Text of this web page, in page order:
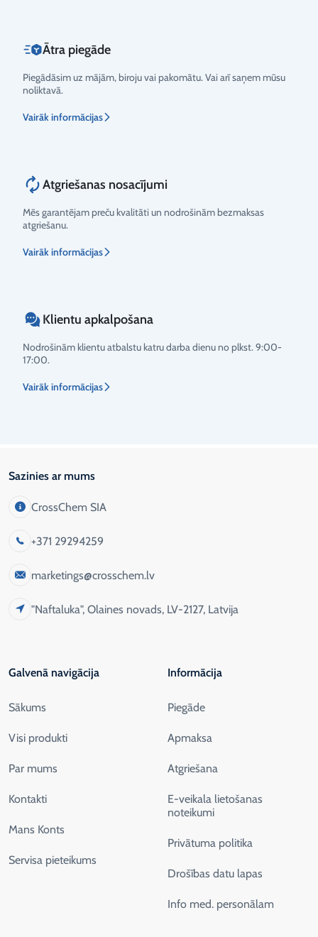
Ātra piegāde
Piegādāsim uz mājām, biroju vai pakomātu. Vai arī saņem mūsu
noliktavā.
Vairāk informācijas
Atgriešanas nosacījumi
Mēs garantējam preču kvalitāti un nodrošinām bezmaksas
atgriešanu.
Vairāk informācijas
Klientu apkalpošana
Nodrošinām klientu atbalstu katru darba dienu no plkst. 9:00-
17:00.
Vairāk informācijas
Sazinies ar mums
CrossChem SIA
+371 29294259
marketings@crosschem.lv
"Naftaluka", Olaines novads, LV-2127, Latvija
Galvenā navigācija
Sākums
Visi produkti
Par mums
Kontakti
Mans Konts
Servisa pieteikums
Informācija
Piegāde
Apmaksa
Atgriešana
E-veikala lietošanas
noteikumi
Privātuma politika
Drošības datu lapas
Info med. personālam